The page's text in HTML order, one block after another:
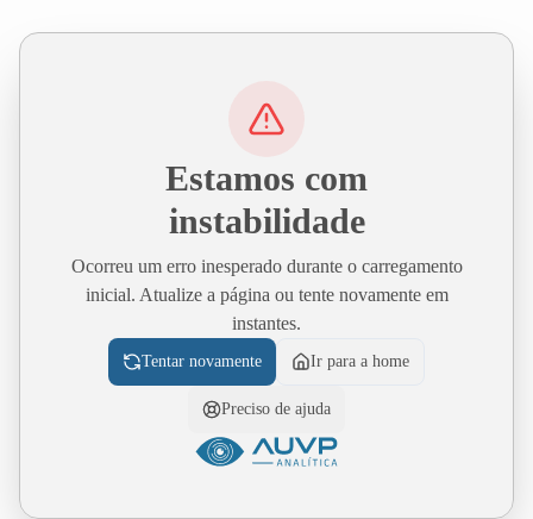
Estamos com
instabilidade
Ocorreu um erro inesperado durante o carregamento
inicial. Atualize a página ou tente novamente em
instantes.
Tentar novamente Ir para a home
Preciso de ajuda